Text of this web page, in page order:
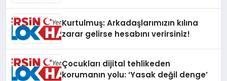
Kurtulmuş: Arkadaşlarımızın kılına
zarar gelirse hesabını verirsiniz!
Çocukları dijital tehlikeden
korumanın yolu: ‘Yasak değil denge’